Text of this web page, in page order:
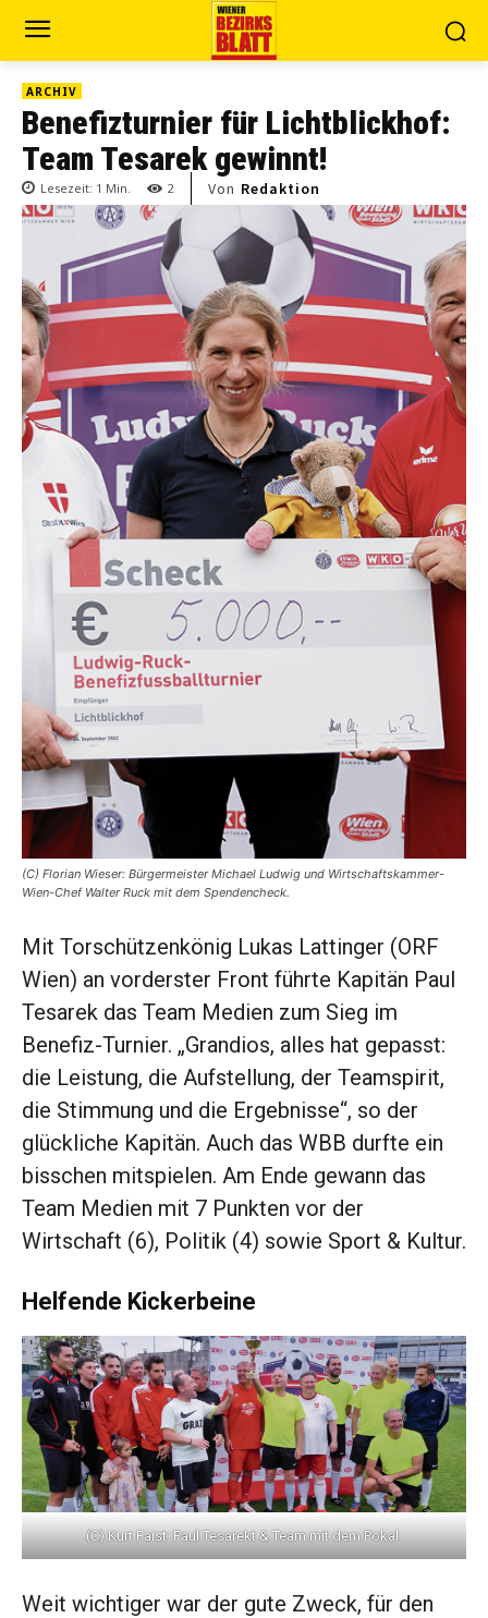
ARCHIV
Benefizturnier für Lichtblickhof:
Team Tesarek gewinnt!
Lesezeit: 1 Min. 2 Von Redaktion
(C) Florian Wieser: Bürgermeister Michael Ludwig und Wirtschaftskammer-
Wien-Chef Walter Ruck mit dem Spendencheck.
Mit Torschützenkönig Lukas Lattinger (ORF
Wien) an vorderster Front führte Kapitän Paul
Tesarek das Team Medien zum Sieg im
Benefiz-Turnier. „Grandios, alles hat gepasst:
die Leistung, die Aufstellung, der Teamspirit,
die Stimmung und die Ergebnisse“, so der
glückliche Kapitän. Auch das WBB durfte ein
bisschen mitspielen. Am Ende gewann das
Team Medien mit 7 Punkten vor der
Wirtschaft (6), Politik (4) sowie Sport & Kultur.
Helfende Kickerbeine
(C) Kurt Faist: Paul Tesarekt & Team mit dem Pokal.
Weit wichtiger war der gute Zweck, für den